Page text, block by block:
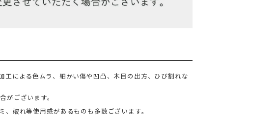
による色ムラ、細かい傷や凹凸、木目の出方、ひび割れな
がございます。
破れ等使用感があるものも多数ございます。